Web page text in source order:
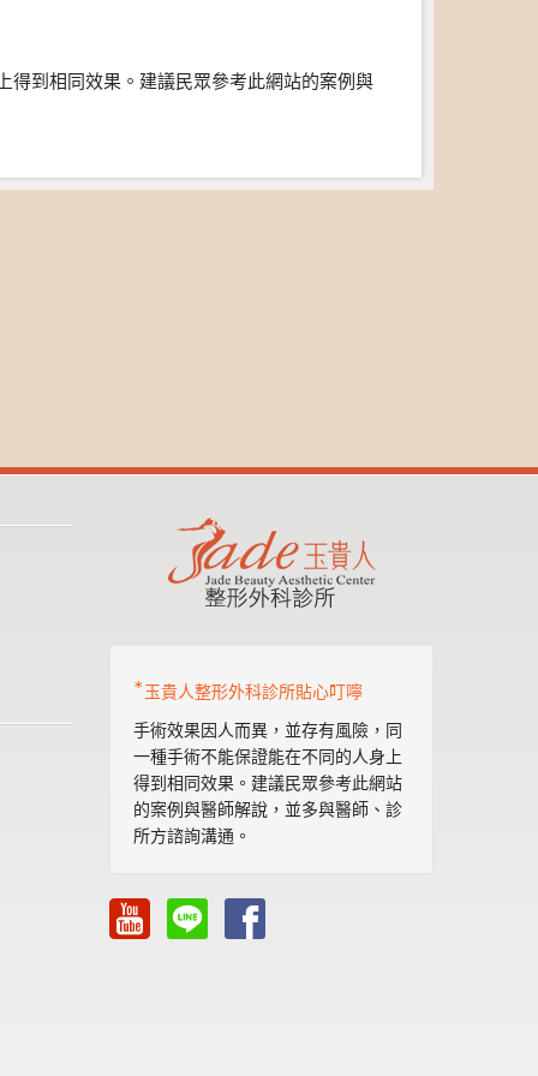
得到相同效果。建議民眾參考此網站的案例與
* 玉貴人整形外科診所貼心叮嚀
手術效果因人而異，並存有風險，同
一種手術不能保證能在不同的人身上
得到相同效果。建議民眾參考此網站
的案例與醫師解說，並多與醫師、診
所方諮詢溝通。